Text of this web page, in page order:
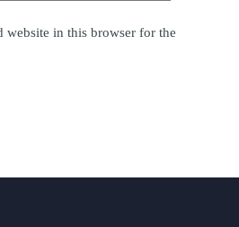
website in this browser for the